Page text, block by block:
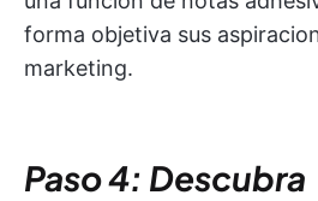
forma objetiva sus
marketing.
Paso 4: Descubra